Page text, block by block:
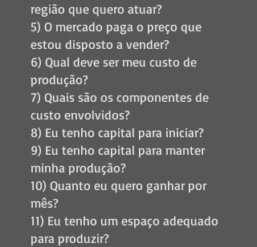
região que quero atuar?
5) O mercado paga o preço que
estou disposto a vender?
6) Qual deve ser meu custo de
produção?
7) Quais são os componentes de
custo envolvidos?
8) Eu tenho capital para iniciar?
9) Eu tenho capital para manter
minha produção?
10) Quanto eu quero ganhar por
mês?
11) Eu tenho um espaço adequado
para produzir?